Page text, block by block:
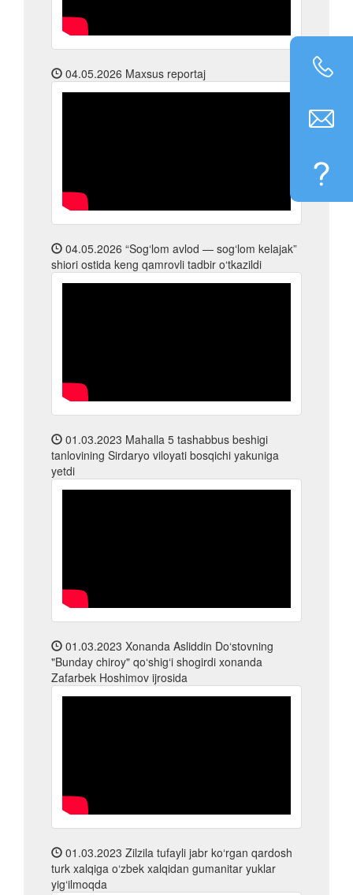
04.05.2026 Maxsus reportaj
04.05.2026 “Sog‘lom avlod — sog‘lom kelajak”
shiori ostida keng qamrovli tadbir o‘tkazildi
01.03.2023 Mahalla 5 tashabbus beshigi
tanlovining Sirdaryo viloyati bosqichi yakuniga
yetdi
01.03.2023 Xonanda Asliddin Do‘stovning
"Bunday chiroy" qo‘shig‘i shogirdi xonanda
Zafarbek Hoshimov ijrosida
01.03.2023 Zilzila tufayli jabr ko‘rgan qardosh
turk xalqiga o‘zbek xalqidan gumanitar yuklar
yig‘ilmoqda